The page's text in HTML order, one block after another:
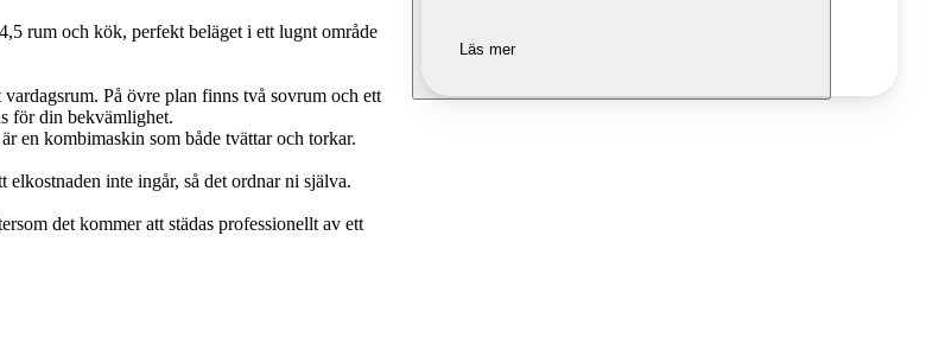
rum och kök, perfekt beläget i ett lugnt område
På övre plan finns två sovrum och ett
för din bekvämlighet.
en kombimaskin som både tvättar och torkar.
inte ingår, så det ordnar ni själva.
det kommer att städas professionellt av ett
Läs mer